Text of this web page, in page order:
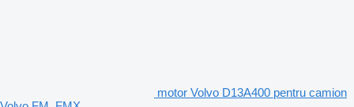
motor Volvo D13A400 pentru camion